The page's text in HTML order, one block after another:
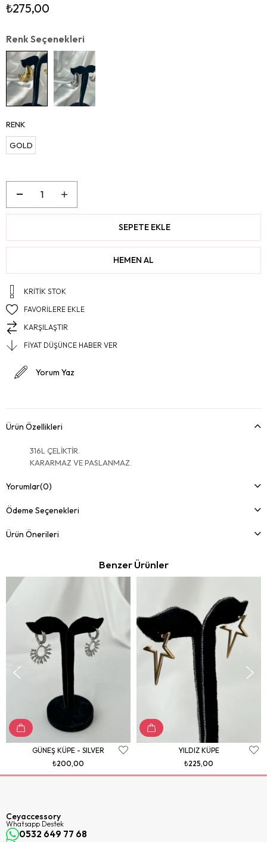
₺275,00
Renk Seçenekleri
RENK
GOLD
KRITIK STOK
FAVORILERE EKLE
KARŞILAŞTIR
FIYAT DÜŞÜNCE HABER VER
Yorum Yaz
Ürün Özellikleri
316L ÇELİKTİR.
KARARMAZ VE PASLANMAZ.
Yorumlar(0)
Ödeme Seçenekleri
Ürün Önerileri
Benzer Ürünler
GÜNEŞ KÜPE - SILVER
₺200,00
YILDIZ KÜPE
₺225,00
Ceyaccessory
Whatsapp Destek
0532 649 77 68